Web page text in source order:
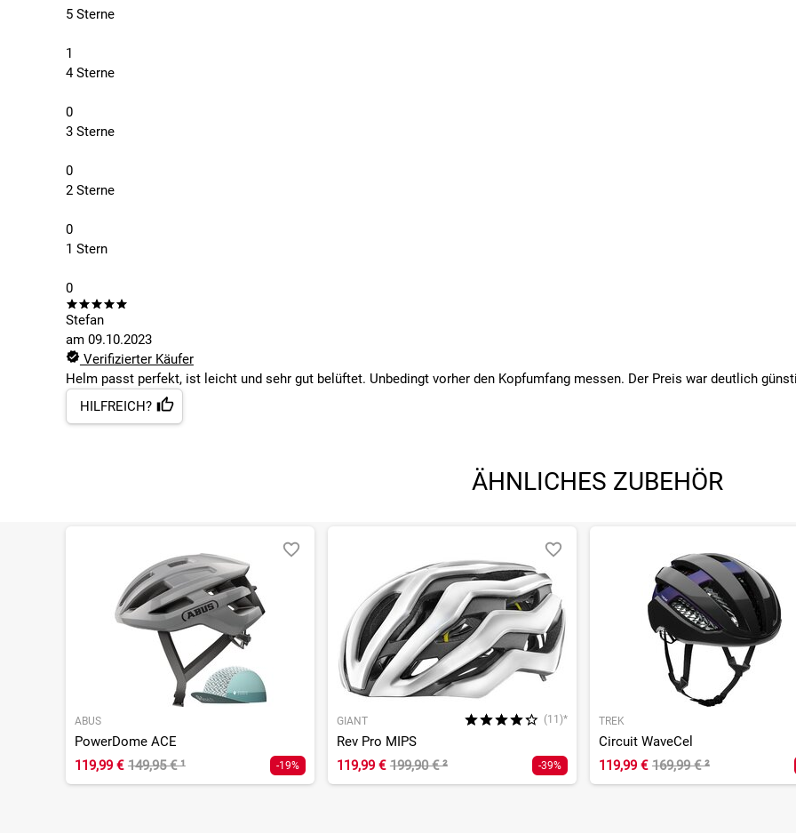
5 Sterne
1
4 Sterne
0
3 Sterne
0
2 Sterne
0
1 Stern
0
Stefan
am 09.10.2023
Verifizierter Käufer
Helm passt perfekt, ist leicht und sehr gut belüftet. Unbedingt vorher den Kopfumfang messen. Der Preis war deutlich
HILFREICH?
ÄHNLICHES ZUBEHÖR
ABUS
PowerDome ACE
119,99 € 149,95 €¹ -19%
GIANT (11)*
Rev Pro MIPS
119,99 € 199,90 €² -39%
TREK
Circuit WaveCel
119,99 € 169,99 €²